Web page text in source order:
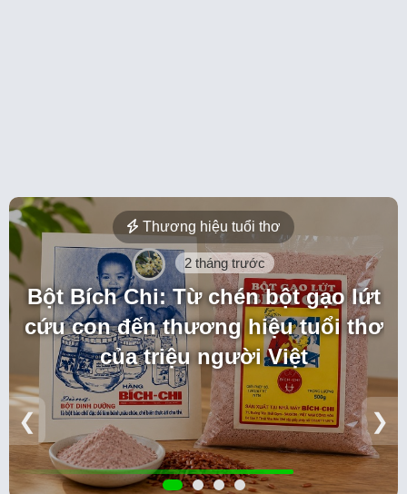
Thương hiệu tuổi thơ
2 tháng trước
Bột Bích Chi: Từ chén bột gạo lứt
cứu con đến thương hiệu tuổi thơ
của triệu người Việt
❮ ❯